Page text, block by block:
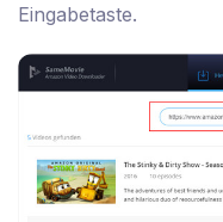
Eingabetaste.